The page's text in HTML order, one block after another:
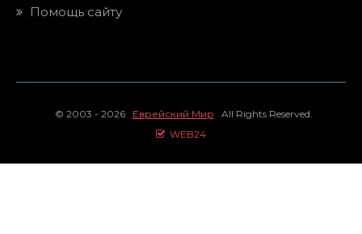
Помощь сайту
© 2003 - 2026 Еврейский Мир All Rights Reserved.
WEB24